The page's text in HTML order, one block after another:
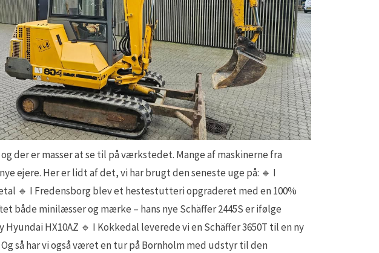
der er masser at se til på værkstedet. Mange af maskinerne fra
ejere. Her er lidt af det, vi har brugt den seneste uge på: 🔹 I
🔹 I Fredensborg blev et hestestutteri opgraderet med en 100%
både minilæsser og mærke – hans nye Schäffer 2445S er ifølge
HX10AZ 🔹 I Kokkedal leverede vi en Schäffer 3650T til en ny
så har vi også været en tur på Bornholm med udstyr til den